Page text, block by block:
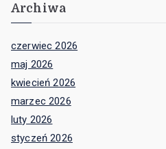
Archiwa
czerwiec 2026
maj 2026
kwiecień 2026
marzec 2026
luty 2026
styczeń 2026